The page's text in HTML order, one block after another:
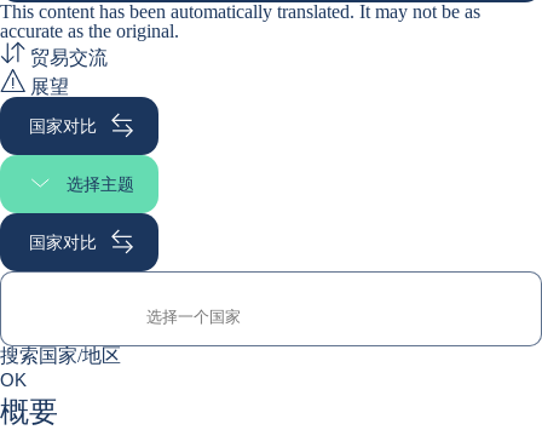
This content has been automatically translated. It may not be as
accurate as the original.
贸易交流
展望
国家对比
选择主题
选择页面
国家对比
搜索国家/地区
0suggestions
搜索国家/地区
OK
概要